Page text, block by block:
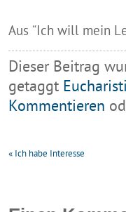
Aus “Ich will mein
Dieser Beitrag
getaggt
Kommentieren
« Ich habe Interesse